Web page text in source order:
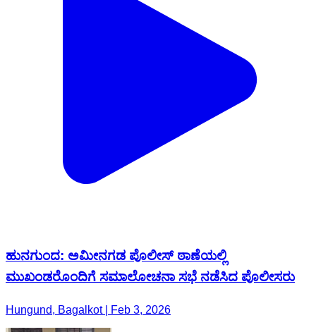
ಹುನಗುಂದ: ಅಮೀನಗಡ ಪೊಲೀಸ್ ಠಾಣೆಯಲ್ಲಿ
ಮುಖಂಡರೊಂದಿಗೆ ಸಮಾಲೋಚನಾ ಸಭೆ ನಡೆಸಿದ ಪೊಲೀಸರು
Hungund, Bagalkot | Feb 3, 2026